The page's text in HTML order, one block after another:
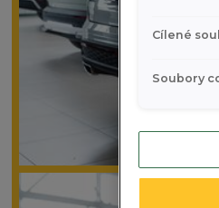
Cílené
Soubory